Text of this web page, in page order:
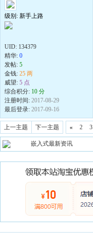
级别: 新手上路
UID: 134379
精华: 0
发帖: 5
金钱: 25 两
威望: 5 点
综合积分: 10 分
注册时间: 2017-08-29
最后登录: 2017-09-16
上一主题 下一主题 « 2 3
嵌入式最新资讯